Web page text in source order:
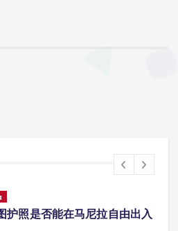
护照是否能在马尼拉使用国际
？